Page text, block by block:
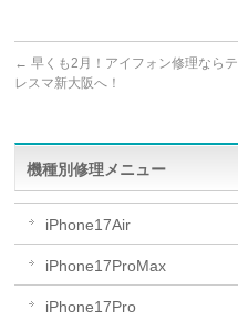
← 早くも2月！アイフォン修理ならテ
レスマ新大阪へ！
機種別修理メニュー
iPhone17Air
iPhone17ProMax
iPhone17Pro